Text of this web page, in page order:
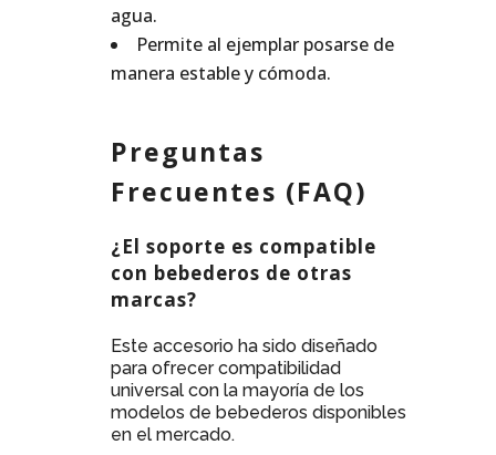
agua.
Permite al ejemplar posarse de
manera estable y cómoda.
Preguntas
Frecuentes (FAQ)
¿El soporte es compatible
con bebederos de otras
marcas?
Este accesorio ha sido diseñado
para ofrecer compatibilidad
universal con la mayoría de los
modelos de bebederos disponibles
en el mercado.